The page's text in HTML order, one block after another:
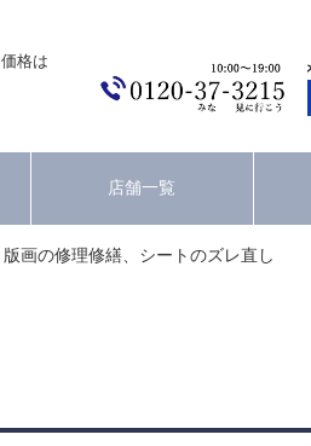
格は
店舗一覧
画の修理修繕、シートのズレ直し